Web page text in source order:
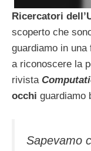
Ricercatori
scoperto che
guardiamo in
a riconoscere la
rivista
occhi guardiamo
Sapevamo